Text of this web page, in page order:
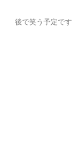
後で笑う予定です